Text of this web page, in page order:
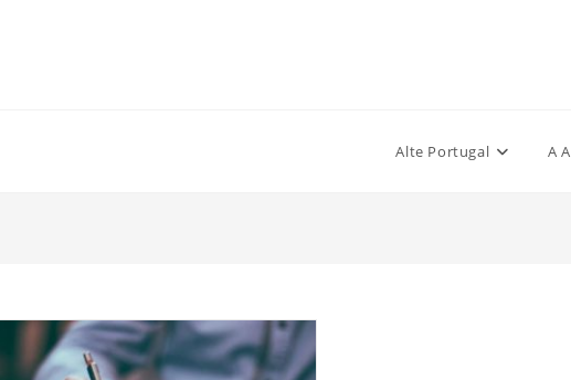
Alte Portugal A